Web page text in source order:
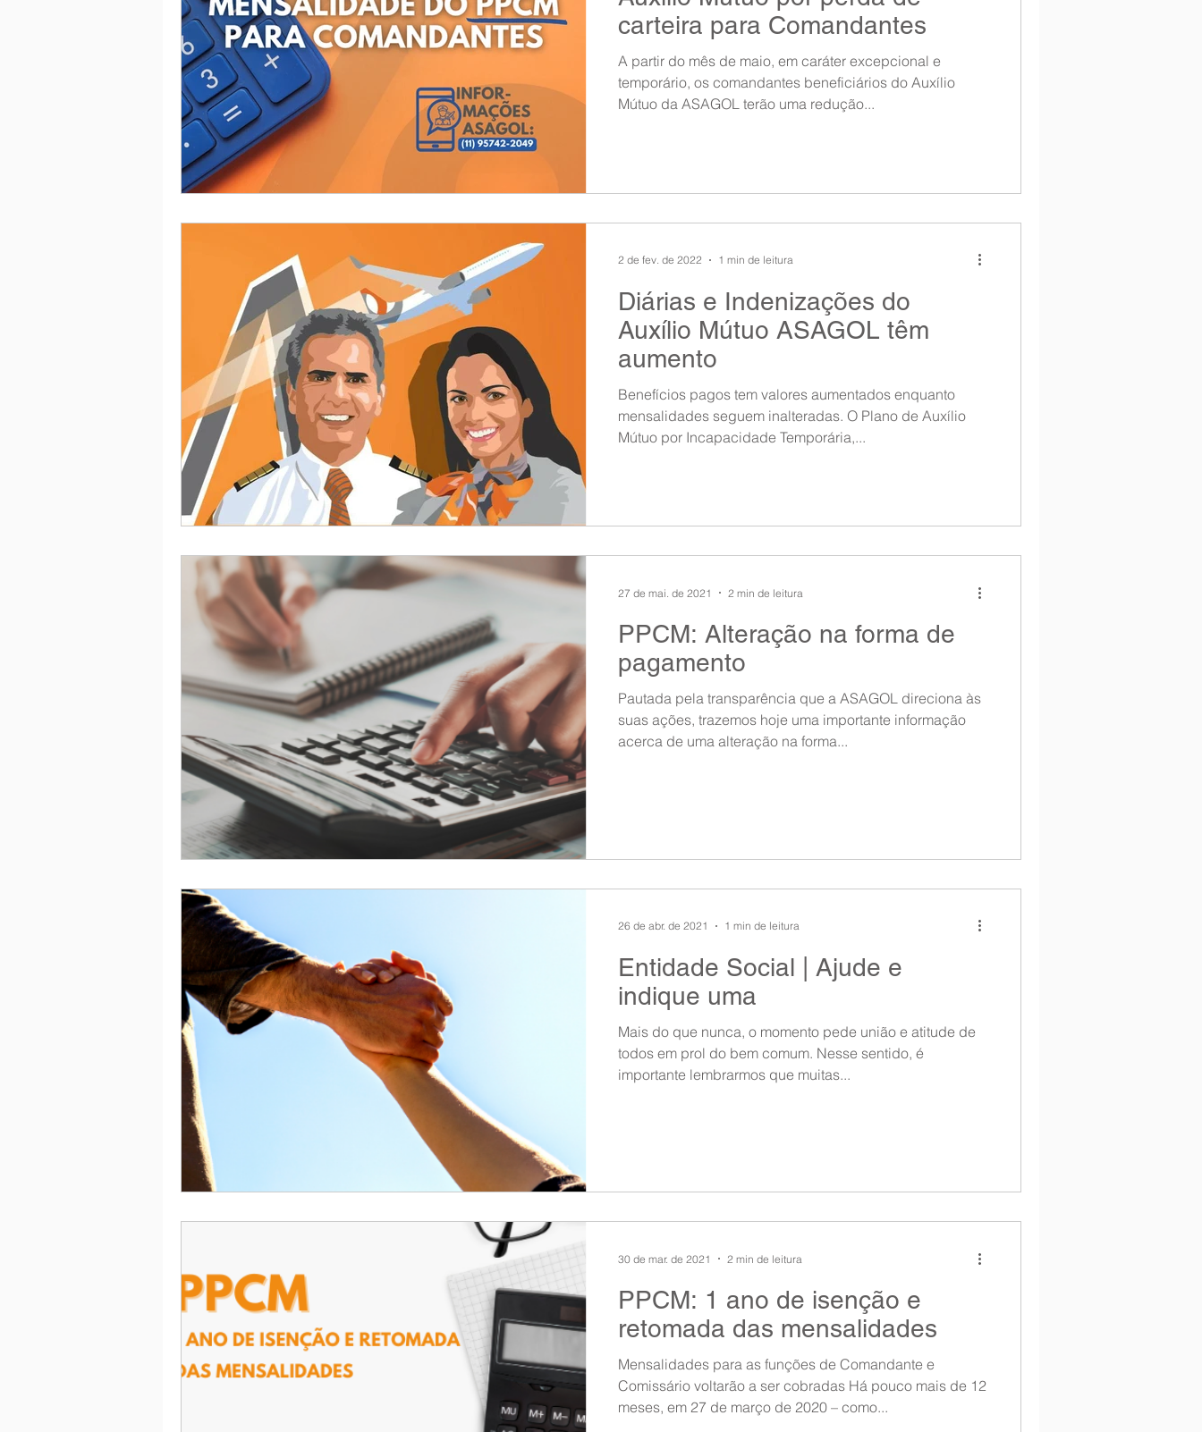
carteira para Comandantes
A partir do mês de maio, em caráter excepcional e
temporário, os comandantes beneficiários do Auxílio
Mútuo da ASAGOL terão uma redução...
Diárias e Indenizações do
Auxílio Mútuo ASAGOL têm
aumento
Benefícios pagos tem valores aumentados enquanto
mensalidades seguem inalteradas. O Plano de Auxílio
Mútuo por Incapacidade Temporária,...
2 de fev. de 2022 1 min de leitura
PPCM: Alteração na forma de
pagamento
Pautada pela transparência que a ASAGOL direciona às
suas ações, trazemos hoje uma importante informação
acerca de uma alteração na forma...
27 de mai. de 2021 2 min de leitura
Entidade Social | Ajude e
indique uma
Mais do que nunca, o momento pede união e atitude de
todos em prol do bem comum. Nesse sentido, é
importante lembrarmos que muitas...
26 de abr. de 2021 1 min de leitura
PPCM: 1 ano de isenção e
retomada das mensalidades
Mensalidades para as funções de Comandante e
Comissário voltarão a ser cobradas Há pouco mais de 12
meses, em 27 de março de 2020 – como...
30 de mar. de 2021 2 min de leitura